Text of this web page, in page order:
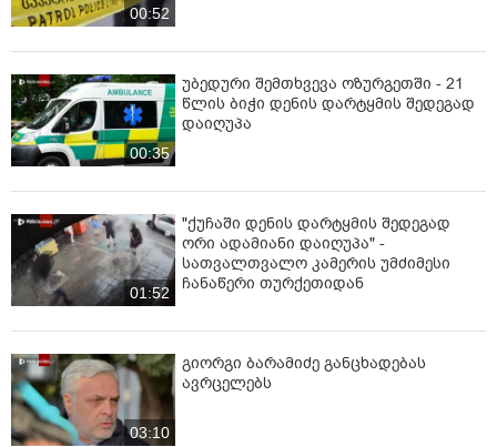
00:52
00:35
უბედური შემთხვევა ოზურგეთში - 21
წლის ბიჭი დენის დარტყმის შედეგად
დაიღუპა
01:52
"ქუჩაში დენის დარტყმის შედეგად
ორი ადამიანი დაიღუპა" -
სათვალთვალო კამერის უმძიმესი
ჩანაწერი თურქეთიდან
03:10
გიორგი ბარამიძე განცხადებას
ავრცელებს